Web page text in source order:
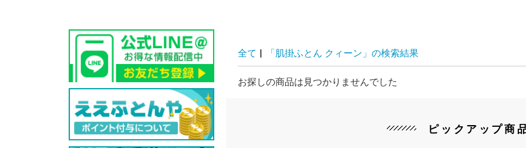
全て | 「肌掛ふとん クィーン」の検索結果
お探しの商品は見つかりませんでした
ピックアップ商